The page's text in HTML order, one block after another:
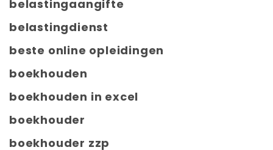
belastingaangifte
belastingdienst
beste online opleidingen
boekhouden
boekhouden in excel
boekhouder
boekhouder zzp